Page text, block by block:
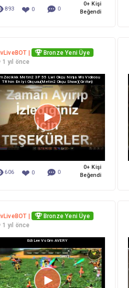
893 ❤ 0 0
0+ Kişi
Beğendi
|
Bronze Yeni Üye
1 yıl önce
Metin2 3P 55 Lwl Okçu Ninja Ws Videosu
TR'nin En Iyi Okçusu(metin2 Okçu Show)( Grifon)
606 ❤ 0 0
0+ Kişi
Beğendi
|
Bronze Yeni Üye
1 yıl önce
EdiLee Vs Gm AVERY